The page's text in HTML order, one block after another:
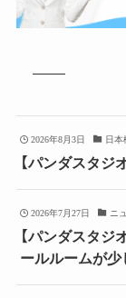
2026年8月3日 日本
【パンダスタジ
2026年7月27日 ニ
【パンダスタジ
ールルームが少